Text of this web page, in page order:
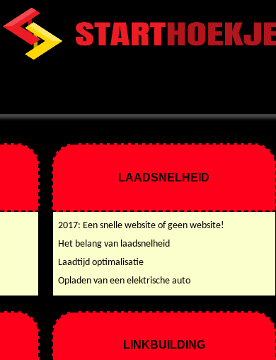
LAADSNELHEID
2017: Een snelle website of geen website!
Het belang van laadsnelheid
Laadtijd optimalisatie
Opladen van een elektrische auto
LINKBUILDING